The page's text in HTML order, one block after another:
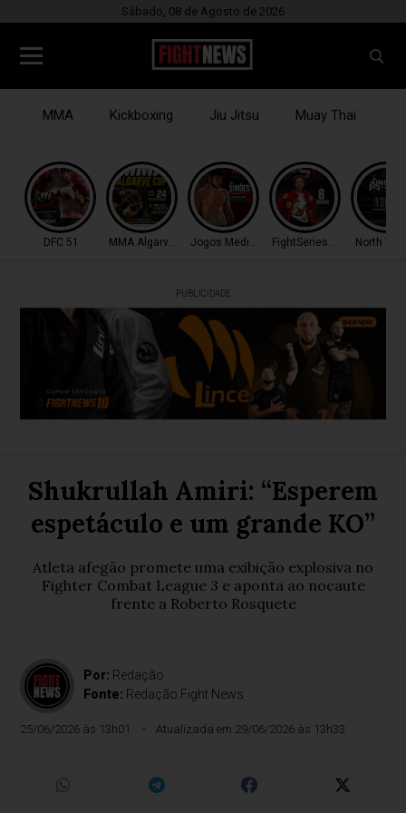
Sábado, 08 de Agosto de 2026
MMA Kickboxing Jiu Jitsu Muay Thai
DFC 51 MMA Algarve CupJogos MediterrâneoFightSeries 11 North
PUBLICIDADE
Shukrullah Amiri: “Esperem
espetáculo e um grande KO”
Atleta afegão promete uma exibição explosiva no
Fighter Combat League 3 e aponta ao nocaute
frente a Roberto Rosquete
Por: Redação
Fonte: Redação Fight News
25/06/2026 às 13h01 Atualizada em 29/06/2026 às 13h33